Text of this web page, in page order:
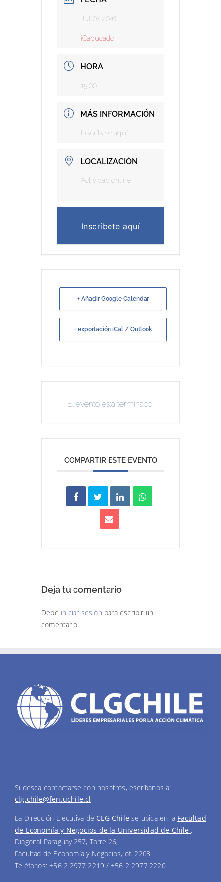
Jul 08 2026
¡Caducado!
HORA
15:00
MÁS INFORMACIÓN
Inscríbete aquí
LOCALIZACIÓN
Actividad online
Inscríbete aquí
+ Añadir Google Calendar
+ exportación iCal / Outlook
El evento está terminado.
COMPARTIR ESTE EVENTO
Deja tu comentario
Debe iniciar sesión para escribir un
comentario.
Si desea contactarse con nosotros, escríbanos a:
clg.chile@fen.uchile.cl
La Dirección Ejecutiva de CLG-Chile se ubica en la Facultad
de Economía y Negocios de la Universidad de Chile
Diagonal Paraguay 257, Torre 26,
Facultad de Economía y Negocios, of. 2203.
Teléfonos: +56 2 2977 2219 / +56 2 2977 2220